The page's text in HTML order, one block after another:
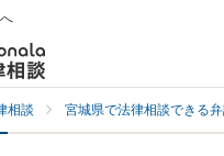
相談 宮城県で法律相談できる